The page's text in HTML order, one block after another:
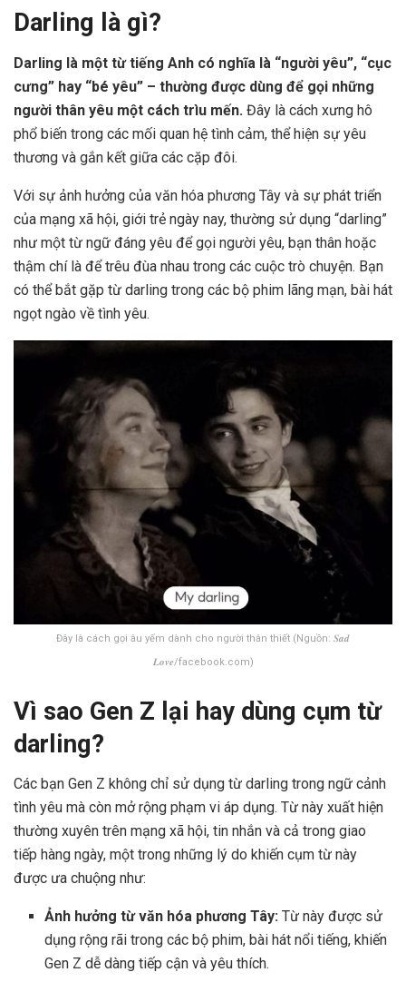
Darling là gì?
Darling là một từ tiếng Anh có nghĩa là “người yêu”, “cục
cưng” hay “bé yêu” – thường được dùng để gọi những
người thân yêu một cách trìu mến. Đây là cách xưng hô
phổ biến trong các mối quan hệ tình cảm, thể hiện sự yêu
thương và gắn kết giữa các cặp đôi.
Với sự ảnh hưởng của văn hóa phương Tây và sự phát triển
của mạng xã hội, giới trẻ ngày nay, thường sử dụng “darling”
như một từ ngữ đáng yêu để gọi người yêu, bạn thân hoặc
thậm chí là để trêu đùa nhau trong các cuộc trò chuyện. Bạn
có thể bắt gặp từ darling trong các bộ phim lãng mạn, bài hát
ngọt ngào về tình yêu.
Đây là cách gọi âu yếm dành cho người thân thiết (Nguồn: 𝑺𝒂𝒅
𝑳𝒐𝒗𝒆/facebook.com)
Vì sao Gen Z lại hay dùng cụm từ
darling?
Các bạn Gen Z không chỉ sử dụng từ darling trong ngữ cảnh
tình yêu mà còn mở rộng phạm vi áp dụng. Từ này xuất hiện
thường xuyên trên mạng xã hội, tin nhắn và cả trong giao
tiếp hàng ngày, một trong những lý do khiến cụm từ này
được ưa chuộng như:
Ảnh hưởng từ văn hóa phương Tây:Từ này được sử
dụng rộng rãi trong các bộ phim, bài hát nổi tiếng, khiến
Gen Z dễ dàng tiếp cận và yêu thích.